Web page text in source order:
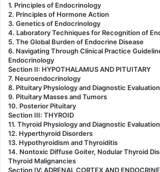
1. Principles of Endocrinology
2. Principles of Hormone Action
3. Genetics of Endocrinology
4. Laboratory Techniques for Recognition of
5. The Global Burden of Endocrine Disease
6. Navigating Through Clinical Practice
Endocrinology
Section II: HYPOTHALAMUS AND PITUITARY
7. Neuroendocrinology
8. Pituitary Physiology and Diagnostic Evaluation
9. Pituitary Masses and Tumors
10. Posterior Pituitary
Section III: THYROID
11. Thyroid Physiology and Diagnostic Evaluation
12. Hyperthyroid Disorders
13. Hypothyroidism and Thyroiditis
14. Nontoxic Diffuse Goiter, Nodular Thyroid
Thyroid Malignancies
Section IV: ADRENAL CORTEX AND